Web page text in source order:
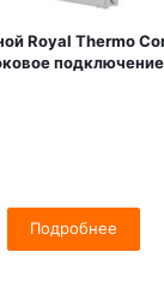
Royal Thermo
подключение
Подробнее